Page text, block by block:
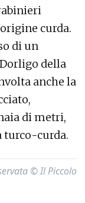
curda.
di un
della
anche la
di metri,
turco-curda.
© Il Piccolo